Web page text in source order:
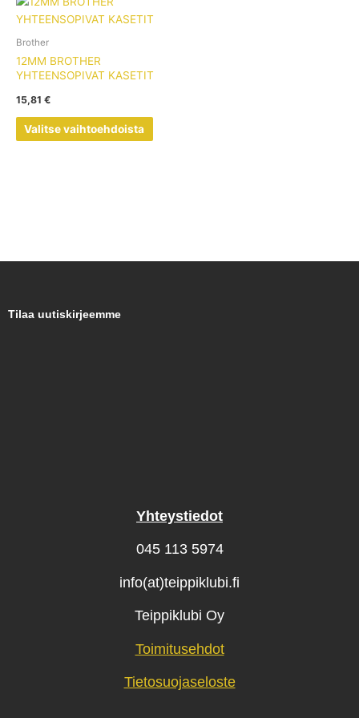
Brother
12MM BROTHER
YHTEENSOPIVAT KASETIT
15,81 €
Valitse vaihtoehdoista
tuotteella
muunnelma.
tuotteen
Tilaa uutiskirjeemme
Yhteystiedot
045 113 5974
info(at)teippiklubi.fi
Teippiklubi Oy
Toimitusehdot
Tietosuojaseloste